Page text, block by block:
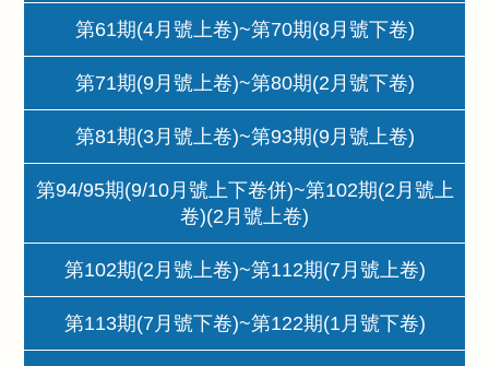
第61期(4月號上卷)~第70期(8月號下卷)
第71期(9月號上卷)~第80期(2月號下卷)
第81期(3月號上卷)~第93期(9月號上卷)
第94/95期(9/10月號上下卷併)~第102期(2月號上
卷)(2月號上卷)
第102期(2月號上卷)~第112期(7月號上卷)
第113期(7月號下卷)~第122期(1月號下卷)